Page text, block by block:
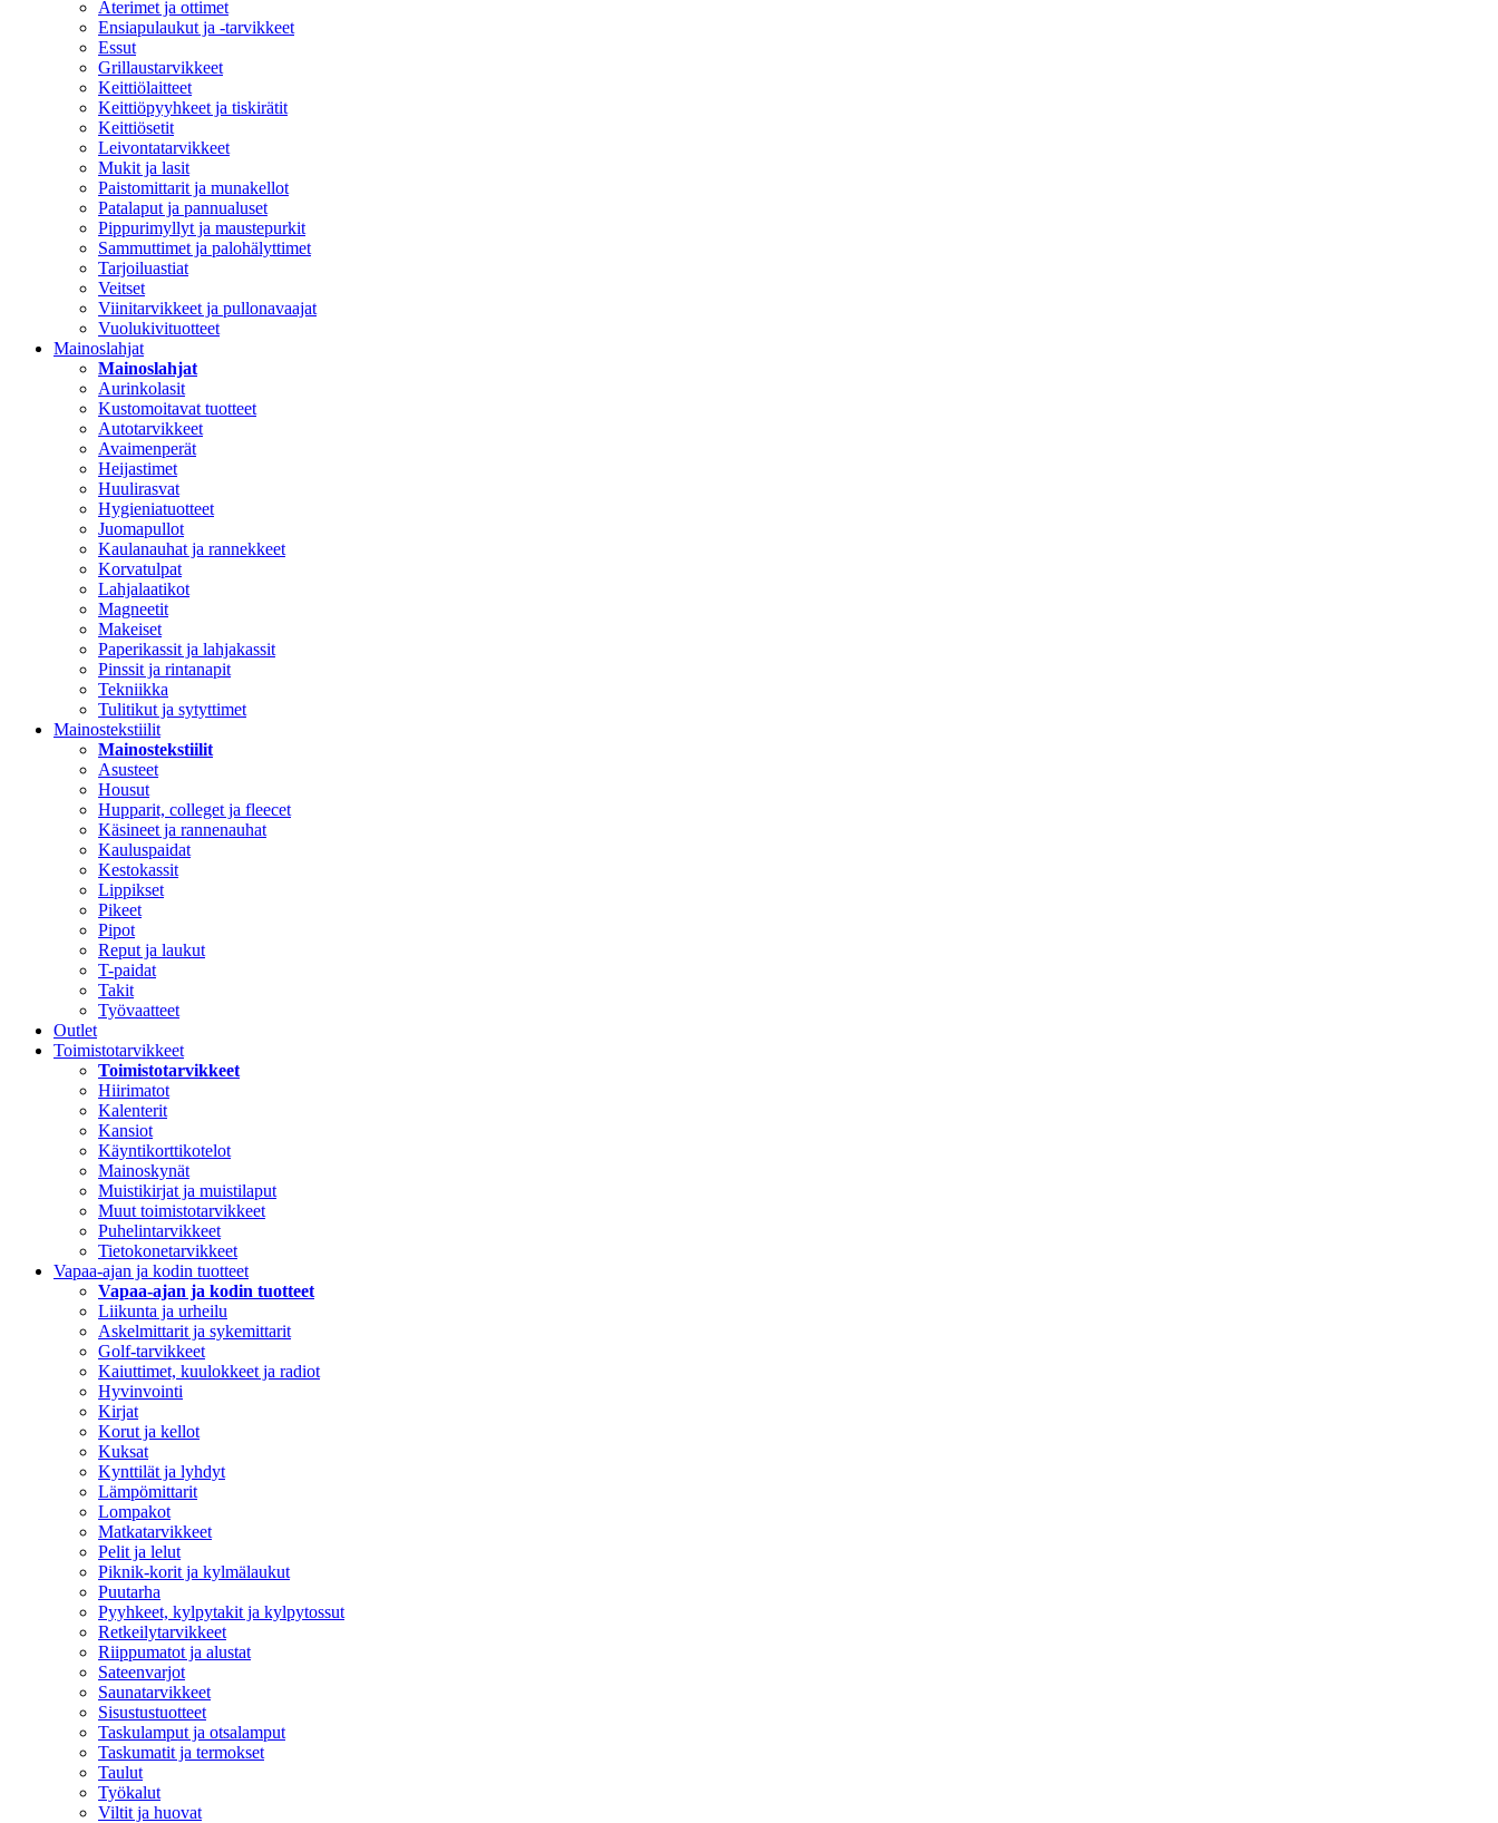
Aterimet ja ottimet
Ensiapulaukut ja -tarvikkeet
Essut
Grillaustarvikkeet
Keittiölaitteet
Keittiöpyyhkeet ja tiskirätit
Keittiösetit
Leivontatarvikkeet
Mukit ja lasit
Paistomittarit ja munakellot
Patalaput ja pannualuset
Pippurimyllyt ja maustepurkit
Sammuttimet ja palohälyttimet
Tarjoiluastiat
Veitset
Viinitarvikkeet ja pullonavaajat
Vuolukivituotteet
Mainoslahjat
Mainoslahjat
Aurinkolasit
Kustomoitavat tuotteet
Autotarvikkeet
Avaimenperät
Heijastimet
Huulirasvat
Hygieniatuotteet
Juomapullot
Kaulanauhat ja rannekkeet
Korvatulpat
Lahjalaatikot
Magneetit
Makeiset
Paperikassit ja lahjakassit
Pinssit ja rintanapit
Tekniikka
Tulitikut ja sytyttimet
Mainostekstiilit
Mainostekstiilit
Asusteet
Housut
Hupparit, colleget ja fleecet
Käsineet ja rannenauhat
Kauluspaidat
Kestokassit
Lippikset
Pikeet
Pipot
Reput ja laukut
T-paidat
Takit
Työvaatteet
Outlet
Toimistotarvikkeet
Toimistotarvikkeet
Hiirimatot
Kalenterit
Kansiot
Käyntikorttikotelot
Mainoskynät
Muistikirjat ja muistilaput
Muut toimistotarvikkeet
Puhelintarvikkeet
Tietokonetarvikkeet
Vapaa-ajan ja kodin tuotteet
Vapaa-ajan ja kodin tuotteet
Liikunta ja urheilu
Askelmittarit ja sykemittarit
Golf-tarvikkeet
Kaiuttimet, kuulokkeet ja radiot
Hyvinvointi
Kirjat
Korut ja kellot
Kuksat
Kynttilät ja lyhdyt
Lämpömittarit
Lompakot
Matkatarvikkeet
Pelit ja lelut
Piknik-korit ja kylmälaukut
Puutarha
Pyyhkeet, kylpytakit ja kylpytossut
Retkeilytarvikkeet
Riippumatot ja alustat
Sateenvarjot
Saunatarvikkeet
Sisustustuotteet
Taskulamput ja otsalamput
Taskumatit ja termokset
Taulut
Työkalut
Viltit ja huovat